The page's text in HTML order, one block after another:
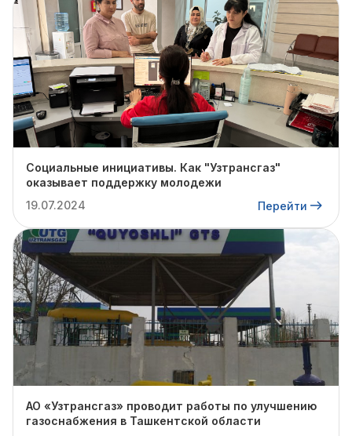
Социальные инициативы. Как "Узтрансгаз"
оказывает поддержку молодежи
19.07.2024
Перейти
АО «Узтрансгаз» проводит работы по улучшению
газоснабжения в Ташкентской области